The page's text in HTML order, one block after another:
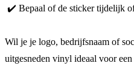
✔️ Bepaal of de sticker tijdelijk
Wil je je logo, bedrijfsnaam of
uitgesneden vinyl ideaal voor